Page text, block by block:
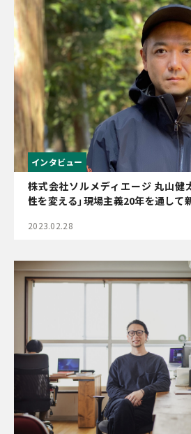
インタビュー
株式会社ソルメディエージ 丸山健
性を変える」現場主義20年を通して
2023.02.28